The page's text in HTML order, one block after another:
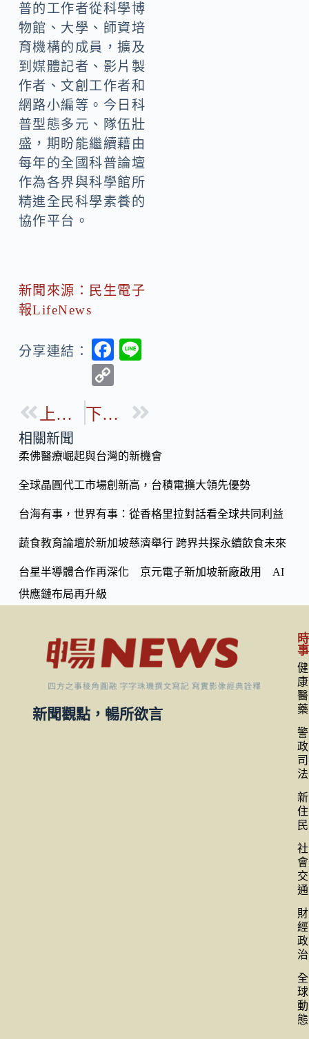
普的工作者從科學博
物館、大學、師資培
育機構的成員，擴及
到媒體記者、影片製
作者、文創工作者和
網路小編等。今日科
普型態多元、隊伍壯
盛，期盼能繼續藉由
每年的全國科普論壇
作為各界與科學館所
精進全民科學素養的
協作平台。
新聞來源：民生電子
報LifeNews
分享連結：
F
b
o
k
p
Li
n
k
上一篇 下一篇
相關新聞
柔佛醫療崛起與台灣的新機會
全球晶圓代工市場創新高，台積電擴大領先優勢
台海有事，世界有事：從香格里拉對話看全球共同利益
蔬食教育論壇於新加坡慈濟舉行 跨界共探永續飲食未來
台星半導體合作再深化 京元電子新加坡新廠啟用 AI
供應鏈布局再升級
新聞觀點，暢所欲言
時
事
健
康
醫
藥
警
政
司
法
新
住
民
社
會
交
通
財
經
政
治
全
球
動
態